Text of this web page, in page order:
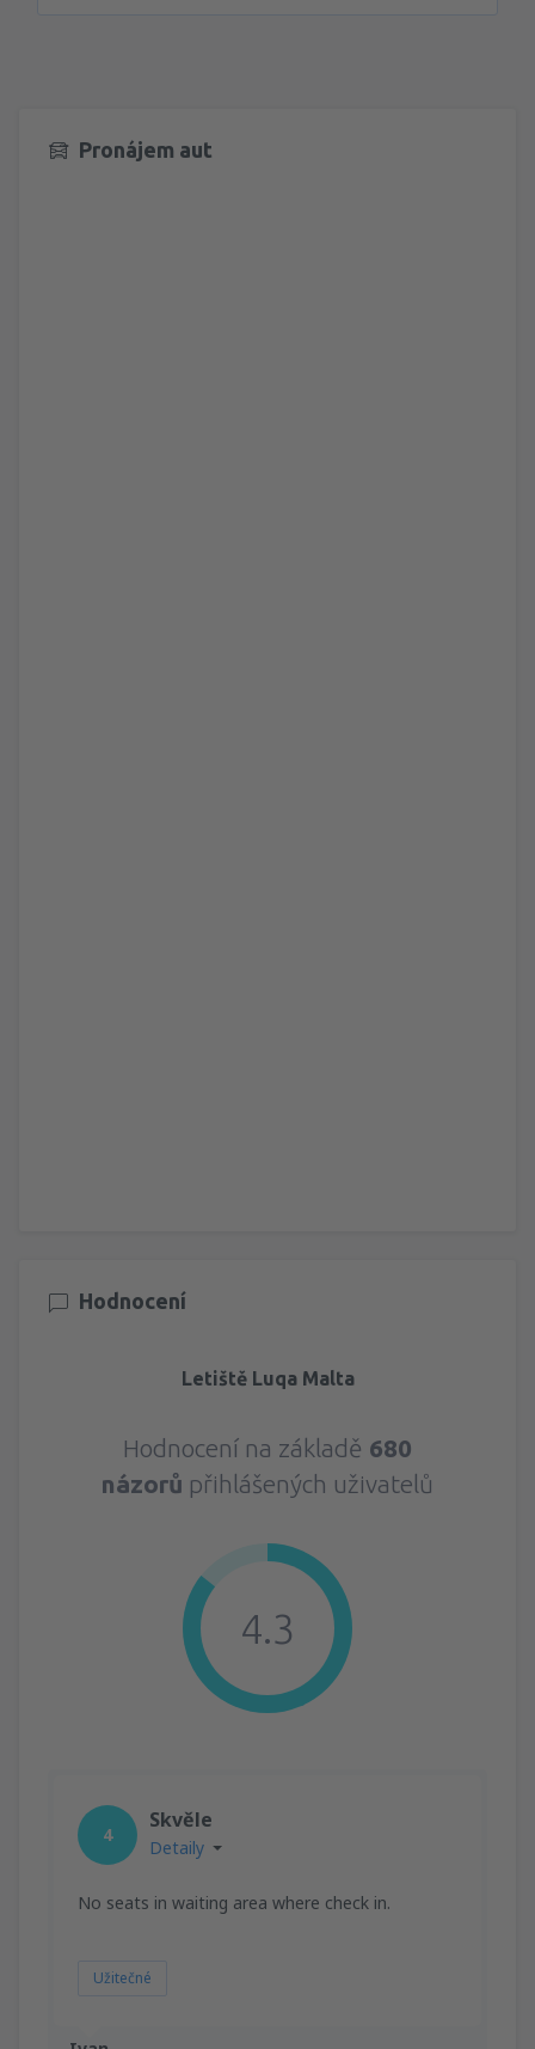
Pronájem aut
Hodnocení
Letiště Luqa Malta
Hodnocení na základě 680
názorů přihlášených uživatelů
4.3
4
Skvěle
Detaily
No seats in waiting area where check in.
Užitečné